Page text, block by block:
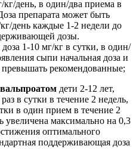
день, в один/два приема в
препарата может быть
день каждые 1-2 недели до
дозы.
1-10 мг/кг в сутки, в один/
сыпи начальная доза и
рекомендованные;
дети 2-12 лет,
в сутки в течение 2 недель,
в один прием в течение 2
увеличена максимально на 0,3
оптимального
поддерживающая доза